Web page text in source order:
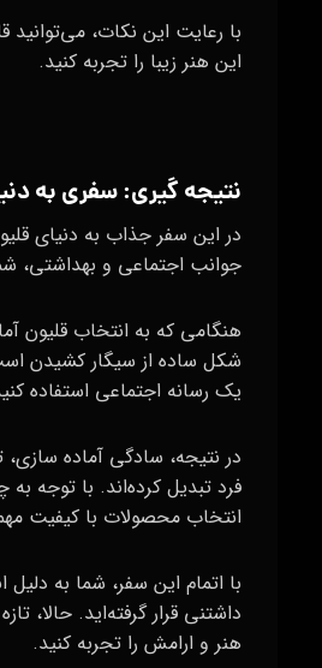
با رعایت این نکات،
این هنر زیبا را تجربه کنید.
نتیجه‌ گیری: سفری به
در این سفر جذاب به دنیای
جوانب اجتماعی و بهداشتی،
هنگامی که به انتخاب قلیون
شکل ساده از سیگار کشیدن
یک رسانه اجتماعی استفاده
در نتیجه، سادگی آماده‌
فرد تبدیل کرده‌اند. با توجه
انتخاب محصولات با کیفیت
با اتمام این سفر، شما به
داشتنی قرار گرفته‌اید. حالا،
هنر و ارامش را تجربه کنید.